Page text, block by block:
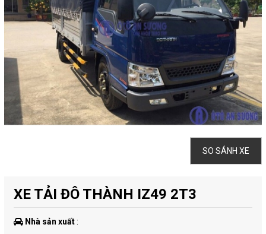
SO SÁNH XE
XE TẢI ĐÔ THÀNH IZ49 2T3
Nhà sản xuất: